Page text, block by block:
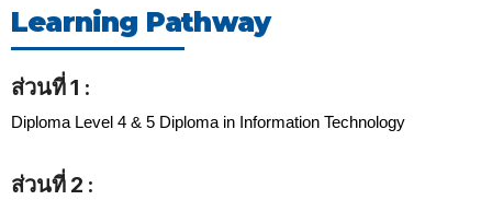
Learning Pathway
ส่วนที่ 1 :
Diploma Level 4 & 5 Diploma in Information Technology
ส่วนที่ 2 :